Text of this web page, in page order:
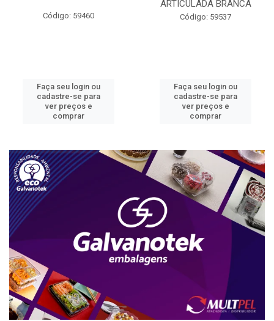
Código: 59460
Faça seu login ou
cadastre-se para
ver preços e
comprar
ARTICULADA BRANCA
Código: 59537
Faça seu login ou
cadastre-se para
ver preços e
comprar